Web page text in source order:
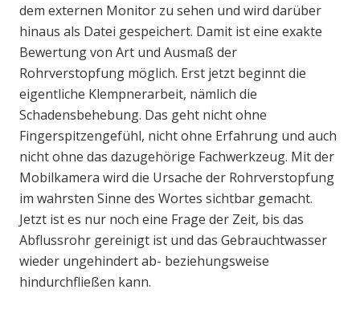
dem externen Monitor zu sehen und wird darüber
hinaus als Datei gespeichert. Damit ist eine exakte
Bewertung von Art und Ausmaß der
Rohrverstopfung möglich. Erst jetzt beginnt die
eigentliche Klempnerarbeit, nämlich die
Schadensbehebung. Das geht nicht ohne
Fingerspitzengefühl, nicht ohne Erfahrung und auch
nicht ohne das dazugehörige Fachwerkzeug. Mit der
Mobilkamera wird die Ursache der Rohrverstopfung
im wahrsten Sinne des Wortes sichtbar gemacht.
Jetzt ist es nur noch eine Frage der Zeit, bis das
Abflussrohr gereinigt ist und das Gebrauchtwasser
wieder ungehindert ab- beziehungsweise
hindurchfließen kann.